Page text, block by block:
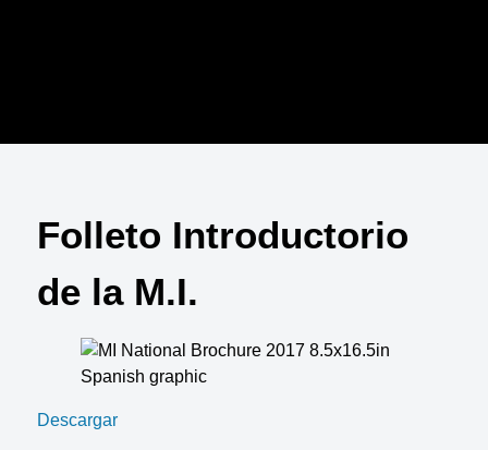
Folleto Introductorio
de la M.I.
Descargar